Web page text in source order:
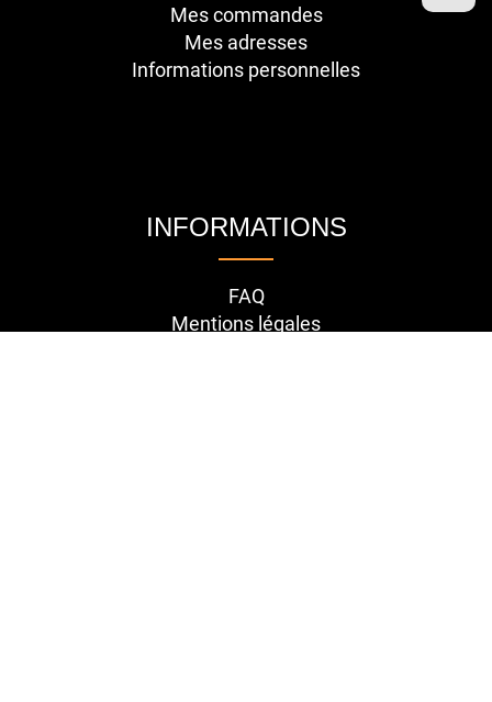
Mes commandes
Mes adresses
Informations personnelles
INFORMATIONS
FAQ
Mentions légales